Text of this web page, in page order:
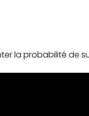
la probabilité de